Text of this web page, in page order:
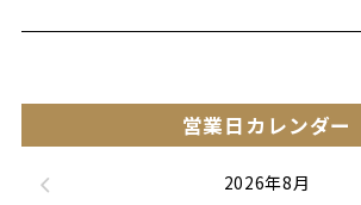
営業日カレンダー
2026年8月